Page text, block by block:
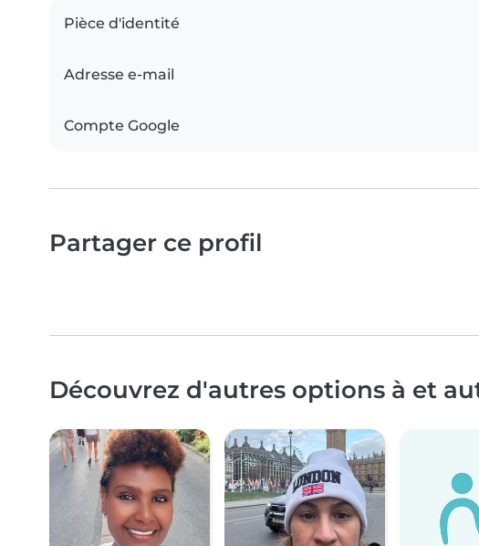
Pièce d'identité
Adresse e-mail
Compte Google
Partager ce profil
Découvrez d'autres options à et